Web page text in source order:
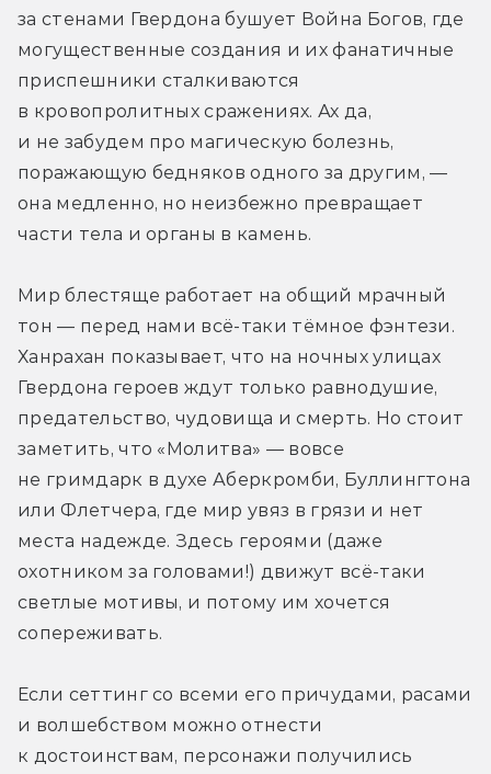
за стенами Гвердона бушует Война Богов, где
могущественные создания и их фанатичные
приспешники сталкиваются
в кровопролитных сражениях. Ах да,
и не забудем про магическую болезнь,
поражающую бедняков одного за другим, —
она медленно, но неизбежно превращает
части тела и органы в камень.
Мир блестяще работает на общий мрачный
тон — перед нами всё-таки тёмное фэнтези.
Ханрахан показывает, что на ночных улицах
Гвердона героев ждут только равнодушие,
предательство, чудовища и смерть. Но стоит
заметить, что «Молитва» — вовсе
не гримдарк в духе Аберкромби, Буллингтона
или Флетчера, где мир увяз в грязи и нет
места надежде. Здесь героями (даже
охотником за головами!) движут всё-таки
светлые мотивы, и потому им хочется
сопереживать.
Если сеттинг со всеми его причудами, расами
и волшебством можно отнести
к достоинствам, персонажи получились